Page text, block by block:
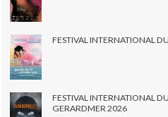
FESTIVAL INTERNATIONAL
FESTIVAL INTERNATIONAL
GERARDMER 2026